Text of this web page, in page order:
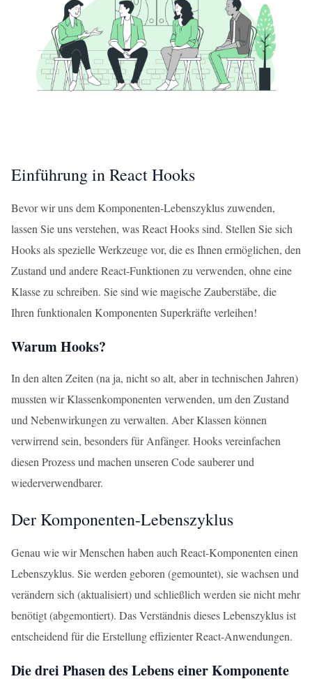
Einführung in React Hooks
Bevor wir uns dem Komponenten-Lebenszyklus zuwenden,
lassen Sie uns verstehen, was React Hooks sind. Stellen Sie sich
Hooks als spezielle Werkzeuge vor, die es Ihnen ermöglichen, den
Zustand und andere React-Funktionen zu verwenden, ohne eine
Klasse zu schreiben. Sie sind wie magische Zauberstäbe, die
Ihren funktionalen Komponenten Superkräfte verleihen!
Warum Hooks?
In den alten Zeiten (na ja, nicht so alt, aber in technischen Jahren)
mussten wir Klassenkomponenten verwenden, um den Zustand
und Nebenwirkungen zu verwalten. Aber Klassen können
verwirrend sein, besonders für Anfänger. Hooks vereinfachen
diesen Prozess und machen unseren Code sauberer und
wiederverwendbarer.
Der Komponenten-Lebenszyklus
Genau wie wir Menschen haben auch React-Komponenten einen
Lebenszyklus. Sie werden geboren (gemountet), sie wachsen und
verändern sich (aktualisiert) und schließlich werden sie nicht mehr
benötigt (abgemontiert). Das Verständnis dieses Lebenszyklus ist
entscheidend für die Erstellung effizienter React-Anwendungen.
Die drei Phasen des Lebens einer Komponente